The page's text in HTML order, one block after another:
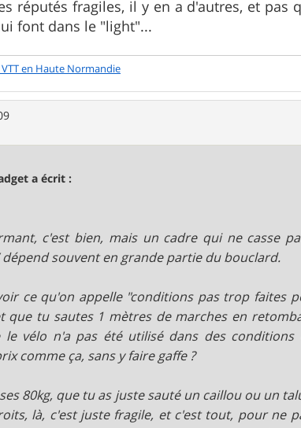
réputés fragiles, il y en a d'autres, et pas
font dans le "light"...
en Haute Normandie
a écrit :
c'est bien, mais un cadre qui ne casse
dépend souvent en grande partie du bouclard.
ce qu'on appelle "conditions pas trop faites
que tu sautes 1 mètres de marches en
vélo n'a pas été utilisé dans des conditions
comme ça, sans y faire gaffe ?
80kg, que tu as juste sauté un caillou ou un
là, c'est juste fragile, et c'est tout, pour ne